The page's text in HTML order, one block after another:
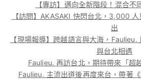
【專訪】邁向全新階段！混合不
【訪問】AKASAKI 快閃台北，3,000
出
【現場報導】跨越語言與大海，
與台北相遇
Faulieu. 再訪台北，期待帶來「超
Faulieu. 主流出道後再度來台，帶著